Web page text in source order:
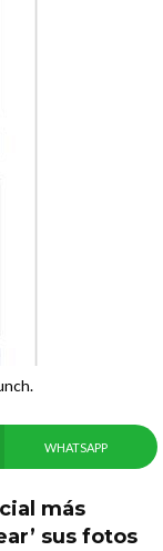
WHATSAPP
más
sus fotos